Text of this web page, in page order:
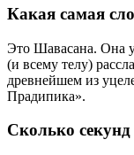
Какая самая
Это Шавасана. Она
(и всему телу)
древнейшем из
Прадипика».
Сколько секунд